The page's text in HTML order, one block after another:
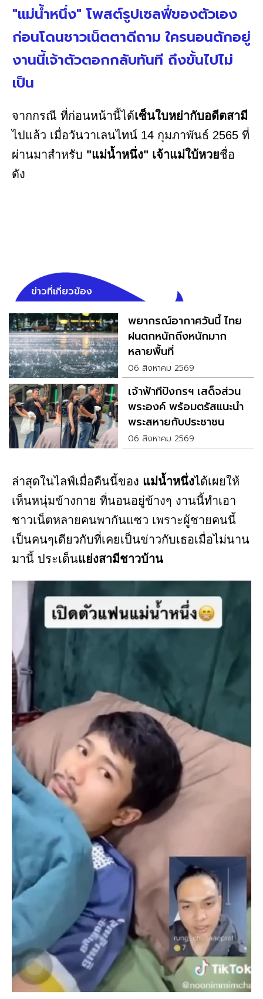
"แม่น้ำหนึ่ง" โพสต์รูปเซลฟี่ของตัวเอง
ก่อนโดนชาวเน็ตตาดีถาม ใครนอนตักอยู่
งานนี้เจ้าตัวตอกกลับทันที ถึงขั้นไปไม่
เป็น
จากกรณี ที่ก่อนหน้านี้ได้เซ็นใบหย่ากับอดีตสามี
ไปแล้ว เมื่อวันวาเลนไทน์ 14 กุมภาพันธ์ 2565 ที่
ผ่านมาสำหรับ "แม่น้ำหนึ่ง" เจ้าแม่ใบ้หวยชื่อ
ดัง
ข่าวที่เกี่ยวข้อง
พยากรณ์อากาศวันนี้ ไทย
ฝนตกหนักถึงหนักมาก
หลายพื้นที่
06 สิงหาคม 2569
เจ้าฟ้าทีปังกรฯ เสด็จส่วน
พระองค์ พร้อมตรัสแนะนำ
พระสหายกับประชาชน
06 สิงหาคม 2569
ล่าสุดในไลฟ์เมื่อคืนนี้ของ แม่น้ำหนึ่งได้เผยให้
เห็นหนุ่มข้างกาย ที่นอนอยู่ข้างๆ งานนี้ทำเอา
ชาวเน็ตหลายคนพากันแซว เพราะผู้ชายคนนี้
เป็นคนๆเดียวกับที่เคยเป็นข่าวกับเธอเมื่อไม่นาน
มานี้ ประเด็นแย่งสามีชาวบ้าน